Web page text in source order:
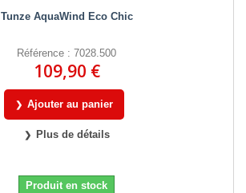
Tunze AquaWind Eco Chic
Référence : 7028.500
109,90 €
Ajouter au panier
Plus de détails
Produit en stock